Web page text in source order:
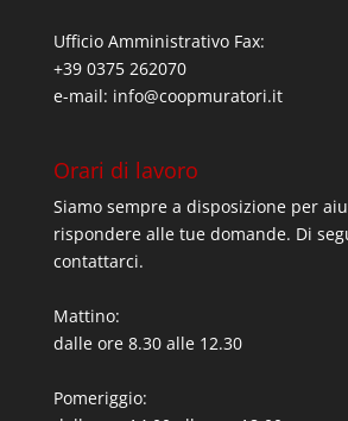
Ufficio Amministrativo Fax:
+39 0375 262070
e-mail: info@coopmuratori.it
Orari di lavoro
Siamo sempre a disposizione per
rispondere alle tue domande. Di
contattarci.
Mattino:
dalle ore 8.30 alle 12.30
Pomeriggio: